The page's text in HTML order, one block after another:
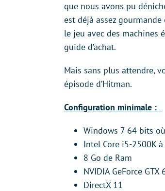
que nous avons pu
est déjà assez
le jeu avec des machines
guide d’achat.
Mais sans plus attendre,
épisode d’Hitman.
Configuration minimale :
Windows 7 64 bits
Intel Core i5-2500K
8 Go de Ram
NVIDIA GeForce
DirectX 11